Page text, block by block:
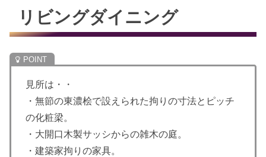
リビングダイニング
見所は・・
・無節の東濃桧で設えられた拘りの寸法とピッチ
の化粧梁。
・大開口木製サッシからの雑木の庭。
・建築家拘りの家具。